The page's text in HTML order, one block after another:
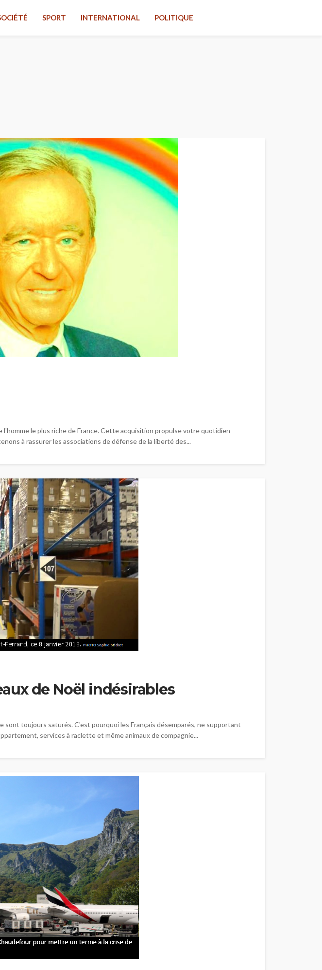
SPORT INTERNATIONAL POLITIQUE
le plus riche de France. Cette acquisition propulse votre quotidien
à rassurer les associations de défense de la liberté des...
de Noël indésirables
toujours saturés. C'est pourquoi les Français désemparés, ne supportant
services à raclette et même animaux de compagnie...